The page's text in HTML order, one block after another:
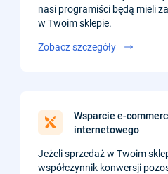
nasi programiści będą mieli
w Twoim sklepie.
Zobacz szczegóły
Wsparcie e-
internetowego
Jeżeli sprzedaż w Twoim
współczynnik konwersji